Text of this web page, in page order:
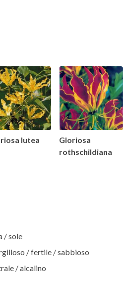
lutea
Gloriosa
rothschildiana
/ sole
/ fertile / sabbioso
/ alcalino